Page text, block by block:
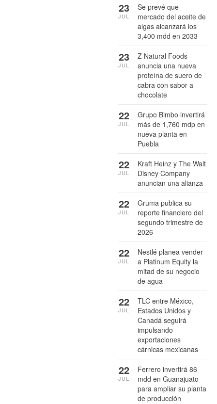
Se prevé que
mercado del aceite de
algas alcanzará los
3,400 mdd en 2033
23
JUL
Z Natural Foods
anuncia una nueva
proteína de suero de
cabra con sabor a
chocolate
23
JUL
Grupo Bimbo invertirá
más de 1,760 mdp en
nueva planta en
Puebla
22
JUL
Kraft Heinz y The Walt
Disney Company
anuncian una alianza
22
JUL
Gruma publica su
reporte financiero del
segundo trimestre de
2026
22
JUL
Nestlé planea vender
a Platinum Equity la
mitad de su negocio
de agua
22
JUL
TLC entre México,
Estados Unidos y
Canadá seguirá
impulsando
exportaciones
cárnicas mexicanas
22
JUL
Ferrero invertirá 86
mdd en Guanajuato
para ampliar su planta
de producción
22
JUL